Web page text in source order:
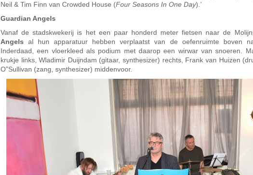
Neil & Tim Finn van Crowded House (Four Seasons In One Day).’
Guardian Angels
Vanaf de stadskwekerij is het een paar honderd meter fietsen naar de
Angels al hun apparatuur hebben verplaatst van de oefenruimte boven
Inderdaad, een vloerkleed als podium met daarop een wirwar van snoeren.
krukje links, Wladimir Duijndam (gitaar, synthesizer) rechts, Frank van Huizen
O”Sullivan (zang, synthesizer) middenvoor.